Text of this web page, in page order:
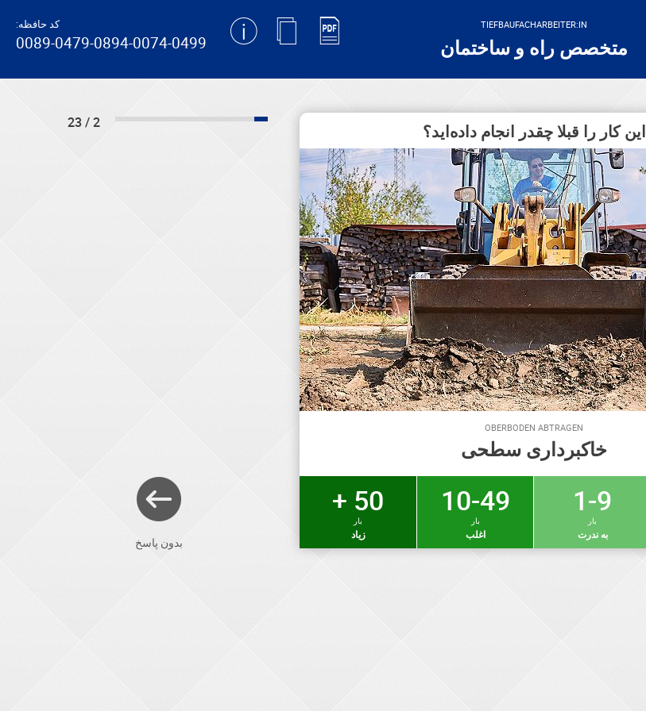
کد حافظه:
0089-0479-0894-0074-0499
TIEFBAUFACHARBEITER:IN
متخصص راه و ساختمان
این کار را قبلا چقدر انجام داده‌اید؟
OBERBODEN ABTRAGEN
خاکبرداری سطحی
1-9
بار
به ندرت
10-49
بار
اغلب
50 +
بار
زیاد
2 / 23
بدون پاسخ